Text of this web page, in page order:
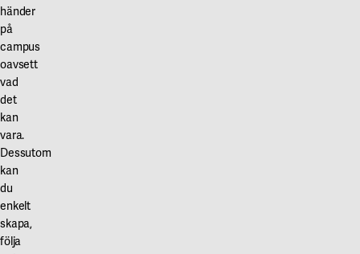
händer
på
campus
oavsett
vad
det
kan
vara.
Dessutom
kan
du
enkelt
skapa,
följa